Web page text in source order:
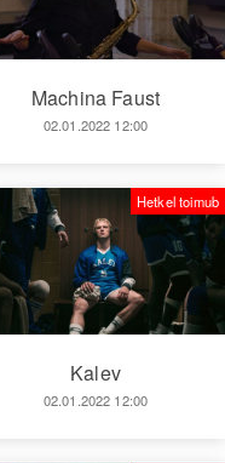
Machina Faust
02.01.2022 12:00
Kalev
02.01.2022 12:00
Hetkel toimub